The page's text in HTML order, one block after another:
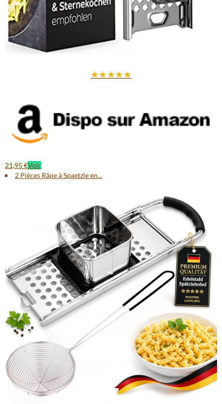
★★★★★
21,95 €Voir
2 Pièces Râpe à Spaetzle en...